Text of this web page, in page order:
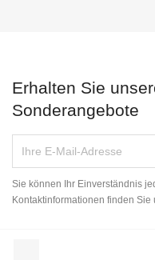
Erhalten Sie
Sonderangebote
Sie können Ihr Einverständnis
Kontaktinformationen finden Sie